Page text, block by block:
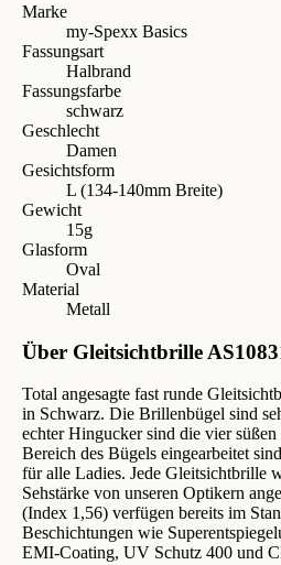
Marke
my-Spexx Basics
Fassungsart
Halbrand
Fassungsfarbe
schwarz
Geschlecht
Damen
Gesichtsform
L (134-140mm Breite)
Gewicht
15g
Glasform
Oval
Material
Metall
Über Gleitsichtbrille
Total angesagte fast runde
in Schwarz. Die Brillenbügel sind
echter Hingucker sind die vier
Bereich des Bügels eingearbeitet
für alle Ladies. Jede Gleitsichtbrille
Sehstärke von unseren Optikern
(Index 1,56) verfügen bereits im
Beschichtungen wie
EMI-Coating, UV Schutz 400 und